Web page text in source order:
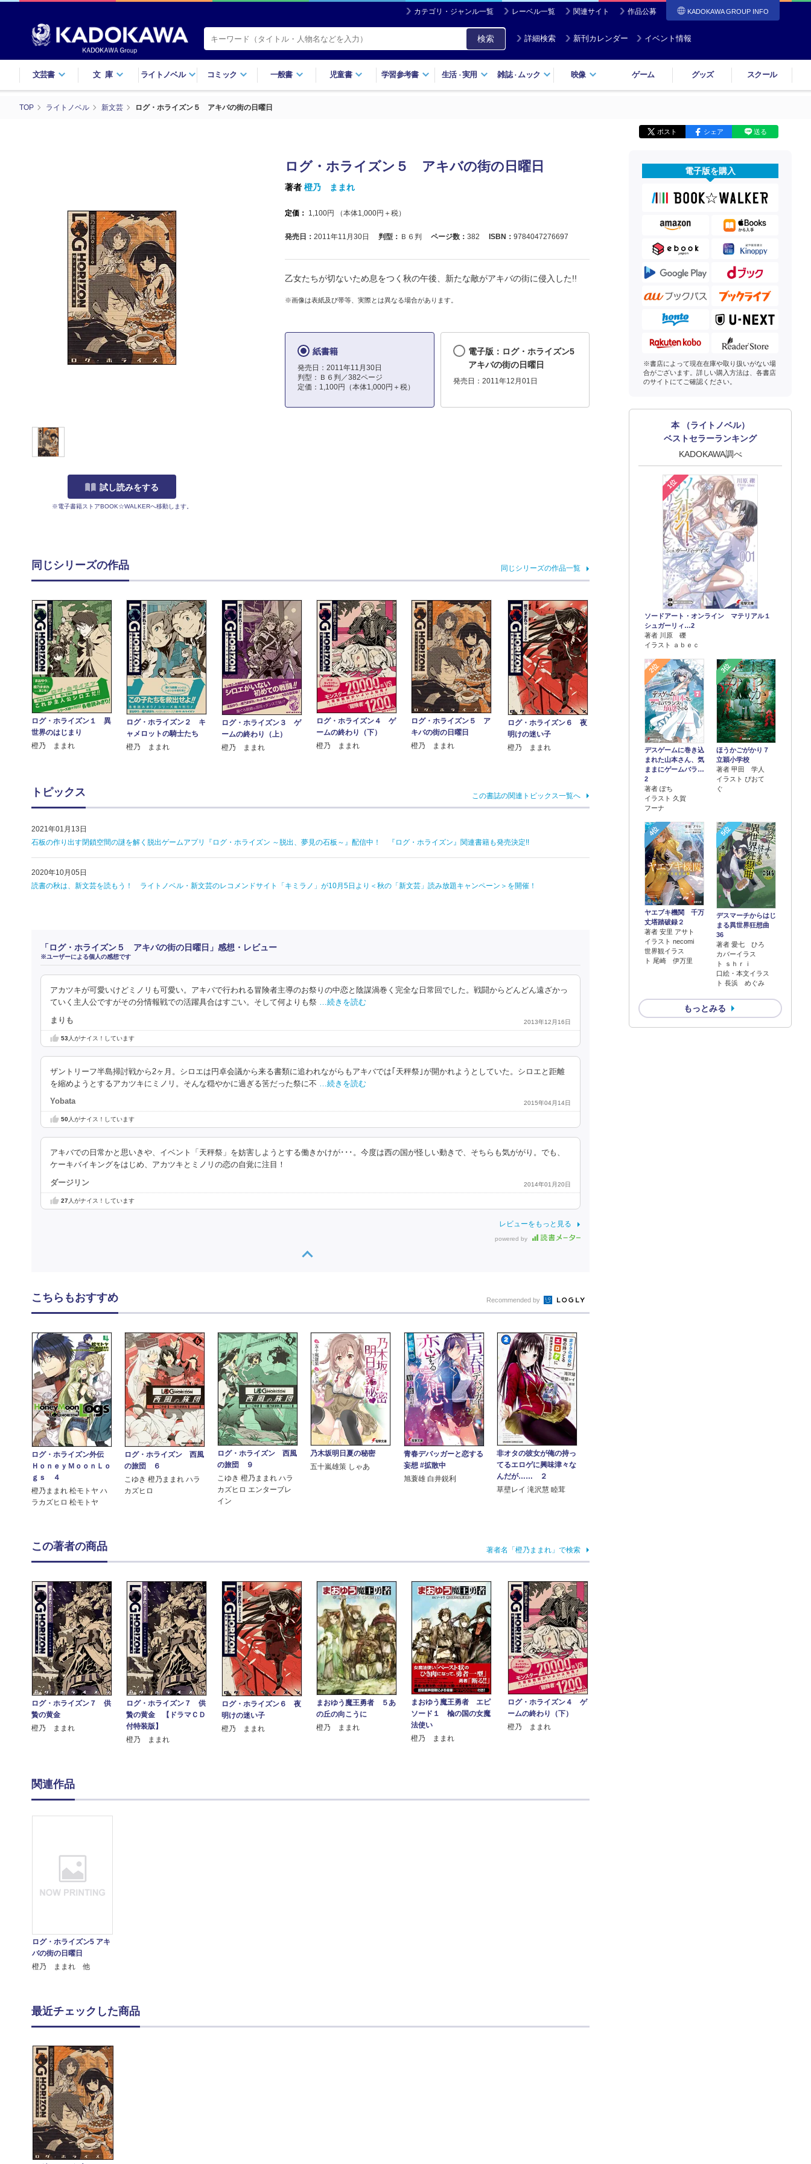
カテゴリ・ジャンル一覧 レーベル一覧 関連サイト 作品公募 KADOKAWA GROUP INFO
検索 詳細検索 新刊カレンダー イベント情報
文芸書 文庫 ライトノベル コミック 一般書 児童書 学習参考書 生活・実用 雑誌・ ムック 映像 ゲーム グッズ スクール
TOP ライトノベル 新文芸 ログ・ホライズン５ アキバの街の日曜日
ポスト シェア 送る
試し読みをする
※電子書籍ストアBOOK☆WALKERへ移動します。
ログ・ホライズン５ アキバの街の日曜日
著者 橙乃 ままれ
定価： 1,100円 （本体1,000円＋税）
発売日： 2011年11月30日 判型： Ｂ６判 ページ数： 382 ISBN： 9784047276697
乙女たちが切ないため息をつく秋の午後、新たな敵がアキバの街に侵入した!!
※画像は表紙及び帯等、実際とは異なる場合があります。
紙書籍
発売日：2011年11月30日
判型：Ｂ６判／382ページ
定価：1,100円（本体1,000円＋税）
電子版：ログ・ホライズン5
アキバの街の日曜日
発売日：2011年12月01日
同じシリーズの作品 同じシリーズの作品一覧
ログ・ホライズン１ 異
世界のはじまり
橙乃 ままれ
ログ・ホライズン２ キ
ャメロットの騎士たち
橙乃 ままれ
ログ・ホライズン３ ゲ
ームの終わり（上）
橙乃 ままれ
ログ・ホライズン４ ゲ
ームの終わり（下）
橙乃 ままれ
ログ・ホライズン５ ア
キバの街の日曜日
橙乃 ままれ
ログ・ホライズン６ 夜
明けの迷い子
橙乃 ままれ
トピックス この書誌の関連トピックス一覧へ
2021年01月13日
石板の作り出す閉鎖空間の謎を解く脱出ゲームアプリ『ログ・ホライズン ～脱出、夢見の石板～』配信中！ 『ログ・ホライズン』関連書籍も発売決定!!
2020年10月05日
読書の秋は、新文芸を読もう！ ライトノベル・新文芸のレコメンドサイト「キミラノ」が10月5日より＜秋の「新文芸」読み放題キャンペーン＞を開催！
「ログ・ホライズン５ アキバの街の日曜日」感想・レビュー
※ユーザーによる個人の感想です
アカツキが可愛いけどミノリも可愛い。アキバで行われる冒険者主導のお祭りの中恋と陰謀渦巻く完全な日常回でした。戦闘からどんどん遠ざかっ
ていく主人公ですがその分情報戦での活躍具合はすごい。そして何よりも祭 …続きを読む
まりも 2013年12月16日
53人がナイス！しています
ザントリーフ半島掃討戦から2ヶ月。シロエは円卓会議から来る書類に追われながらもアキバでは｢天秤祭｣が開かれようとしていた。シロエと距離
を縮めようとするアカツキにミノリ。そんな穏やかに過ぎる筈だった祭に不 …続きを読む
Yobata 2015年04月14日
50人がナイス！しています
アキバでの日常かと思いきや、イベント「天秤祭」を妨害しようとする働きかけが･･･。今度は西の国が怪しい動きで、そちらも気ががり。でも、
ケーキバイキングをはじめ、アカツキとミノリの恋の自覚に注目！
ダージリン 2014年01月20日
27人がナイス！しています
レビューをもっと見る
powered by
電子版を購入
※書店によって現在在庫や取り扱いがない場
合がございます。詳しい購入方法は、各書店
のサイトにてご確認ください。
本 （ライトノベル）
ベストセラーランキング
KADOKAWA調べ
1位
ソードアート・オンライン マテリアル１
シュガーリィ…2
著者 川原 礫
イラスト ａｂｅｃ
2位
デスゲームに巻き込
まれた山本さん、気
ままにゲームバラ…
2
著者 ぽち
イラスト 久賀
フーナ
3位
ほうかごがかり７
立穎小学校
著者 甲田 学人
イラスト ぴおて
ぐ
4位
ヤエブキ機関 千万
丈塔踏破録２
著者 安里 アサト
イラスト necomi
世界観イラス
ト 尾崎 伊万里
5位
デスマーチからはじ
まる異世界狂想曲
36
著者 愛七 ひろ
カバーイラス
ト ｓｈｒｉ
口絵・本文イラス
ト 長浜 めぐみ
もっとみる
こちらもおすすめ Recommended by
ログ・ホライズン外伝
ＨｏｎｅｙＭｏｏｎＬｏ
ｇｓ ４
橙乃ままれ 松モトヤ ハ
ラカズヒロ 松モトヤ
ログ・ホライズン 西風
の旅団 ６
こゆき 橙乃ままれ ハラ
カズヒロ
ログ・ホライズン 西風
の旅団 ９
こゆき 橙乃ままれ ハラ
カズヒロ エンターブレ
イン
乃木坂明日夏の秘密
五十嵐雄策 しゃあ
青春デバッガーと恋する
妄想 #拡散中
旭蓑雄 白井鋭利
非オタの彼女が俺の持っ
てるエロゲに興味津々な
んだが…… ２
草壁レイ 滝沢慧 睦茸
この著者の商品 著者名「橙乃ままれ」で検索
ログ・ホライズン７ 供
贄の黄金
橙乃 ままれ
ログ・ホライズン７ 供
贄の黄金 【ドラマＣＤ
付特装版】
橙乃 ままれ
ログ・ホライズン６ 夜
明けの迷い子
橙乃 ままれ
まおゆう魔王勇者 ５あ
の丘の向こうに
橙乃 ままれ
まおゆう魔王勇者 エピ
ソード１ 楡の国の女魔
法使い
橙乃 ままれ
ログ・ホライズン４ ゲ
ームの終わり（下）
橙乃 ままれ
関連作品
ログ・ホライズン5 アキ
バの街の日曜日
橙乃 ままれ 他
最近チェックした商品